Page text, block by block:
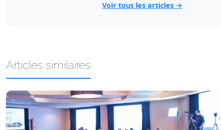
Voir tous les articles →
Articles similaires